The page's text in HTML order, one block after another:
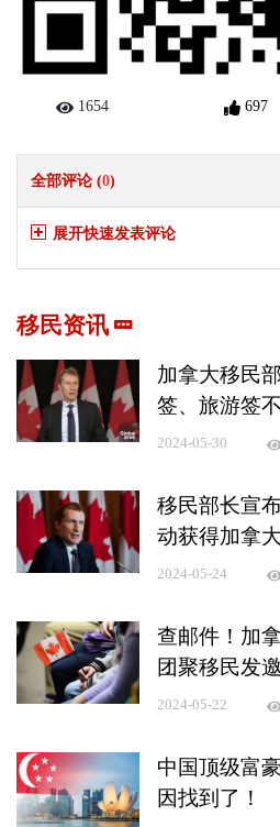
1654 697
全部评论 (0)
展开快速发表评论
移民资讯
加拿大移民
签、旅游签
2024-05-30
移民部长宣
动获得加拿
2024-05-24
查邮件！加
团聚移民发
2024-05-22
中国顶级富
因找到了！